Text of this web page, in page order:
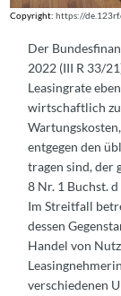
Copyright:https://
Der
2022 (III R 33/
Leasingrate
wirtschaftlich zu
entgegen den
tragen sind, der
8 Nr. 1 Buchst.
Im Streitfall
dessen
Handel von
verschiedenen